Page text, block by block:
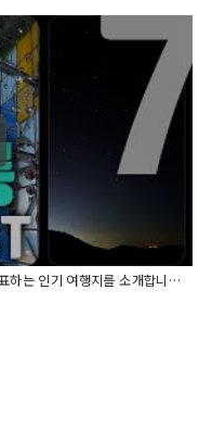
강원도 강릉 인기 여행지 7곳 ! 강릉 여행을 대표하는 인기 여행지를 소개합니다. [대.모.땅 NAJA ep.강원도 강릉]